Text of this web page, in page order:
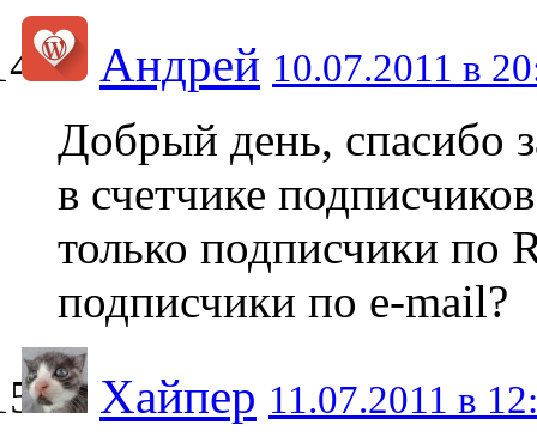
Андрей 10.07.2011 в
Добрый день, спасибо
в счетчике
только подписчики по
подписчики по e-mail?
Хайпер 11.07.2011 в